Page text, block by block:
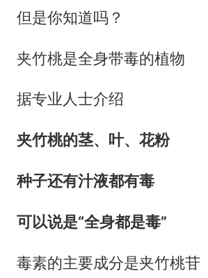
但是你知道吗？
夹竹桃是全身带毒的植物
据专业人士介绍
夹竹桃的茎、叶、花粉
种子还有汁液都有毒
可以说是“全身都是毒”
毒素的主要成分是夹竹桃苷